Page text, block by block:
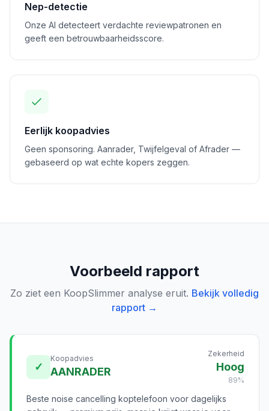
Nep-detectie
Onze AI detecteert verdachte reviewpatronen en
geeft een betrouwbaarheidsscore.
Eerlijk koopadvies
Geen sponsoring. Aanrader, Twijfelgeval of Afrader —
gebaseerd op wat echte kopers zeggen.
Voorbeeld rapport
Zo ziet een KoopSlimmer analyse eruit. Bekijk volledig
rapport →
✓
Koopadvies
AANRADER
Zekerheid
Hoog
89%
Beste noise cancelling koptelefoon voor dagelijks